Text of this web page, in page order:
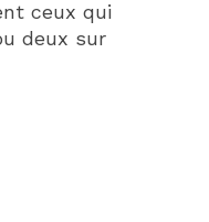
ceux qui
deux sur